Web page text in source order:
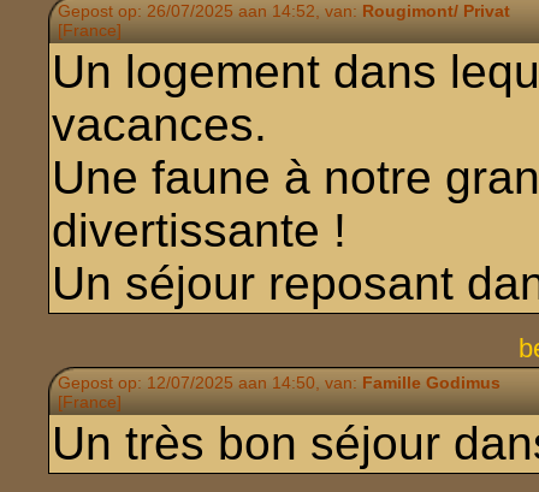
Gepost op: 26/07/2025 aan 14:52, van: Rougimont/ Privat
[France]
Un logement dans
vacances.
Une faune à notre
divertissante !
Un séjour reposant
Gepost op: 12/07/2025 aan 14:50, van: Famille Godimus
[France]
Un très bon séjour